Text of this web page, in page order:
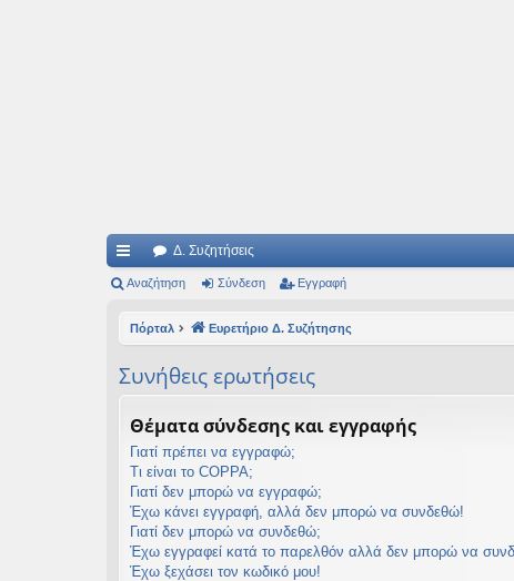
Αυτός ο τόπος φιλοδοξεί να ανοίγει μονοπάτια για τα συναρπαστικά και
ρή
ς
Δ. Συζητήσεις
Αναζήτηση Σύνδεση Εγγραφή
Πόρταλ Ευρετήριο Δ. Συζήτησης
Συνήθεις ερωτήσεις
Θέματα σύνδεσης και εγγραφής
Γιατί πρέπει να εγγραφώ;
Τι είναι το COPPA;
Γιατί δεν μπορώ να εγγραφώ;
Έχω κάνει εγγραφή, αλλά δεν μπορώ να συνδεθώ!
Γιατί δεν μπορώ να συνδεθώ;
Έχω εγγραφεί κατά το παρελθόν αλλά δεν μπορώ να
Έχω ξεχάσει τον κωδικό μου!